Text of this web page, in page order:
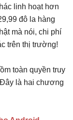
linh hoạt hơn
đô la hàng
mà nói, chi phí
trên thị trường!
toàn quyền truy
là hai chương